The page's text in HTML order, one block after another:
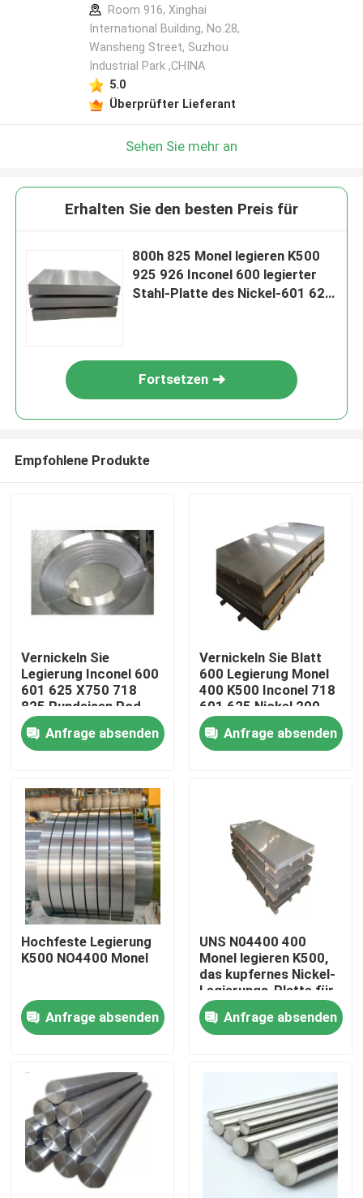
Haus
Über uns
Fabrik-Ausflug
Treten Sie mit uns in Verbindung
Inconel 600-Material
Material Inconel 625
Incoloy 800-Material
Material Inconel 718
Room 916, Xinghai
International Building, No.28,
Wansheng Street, Suzhou
Industrial Park ,CHINA
5.0
Überprüfter Lieferant
Sehen Sie mehr an
Erhalten Sie den besten Preis für
800h 825 Monel legieren K500
925 926 Inconel 600 legierter
Stahl-Platte des Nickel-601 625
Fortsetzen
Empfohlene Produkte
Vernickeln Sie
Legierung Inconel 600
601 625 X750 718
825 Rundeisen Rod
Tube Pipe Monel 500
Legierungs-K500 400
C276 C22
Anfrage absenden
Vernickeln Sie Blatt
600 Legierung Monel
400 K500 Inconel 718
601 625 Nickel 200
201
Anfrage absenden
Hochfeste Legierung
K500 NO4400 Monel
Anfrage absenden
UNS N04400 400
Monel legieren K500,
das kupfernes Nickel-
Legierungs-Platte für
Ölquelle elektronische
Bauelemente
bearbeitet
Anfrage absenden